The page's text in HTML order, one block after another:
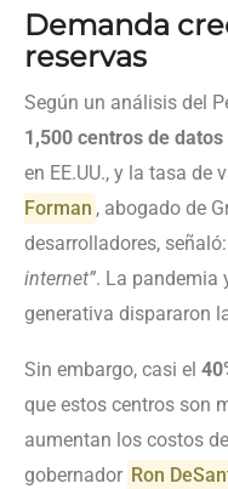
Demanda
reservas
Según un análisis del
1,500 centros de datos
en EE.UU., y la tasa de
Forman , abogado de
desarrolladores, señaló:
internet”. La pandemia
generativa dispararon
Sin embargo, casi el
que estos centros son
aumentan los costos
gobernador Ron